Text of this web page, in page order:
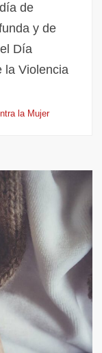
de
y de
Día
la Violencia
la Mujer